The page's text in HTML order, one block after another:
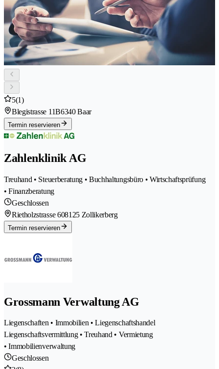
5(1)
Blegistrasse 11B6340 Baar
Termin reservieren
Zahlenklinik AG
Treuhand • Steuerberatung • Buchhaltungsbüro • Wirtschaftsprüfung
• Finanzberatung
Geschlossen
Rietholzstrasse 608125 Zollikerberg
Termin reservieren
Grossmann Verwaltung AG
Liegenschaften • Immobilien • Liegenschaftshandel
Liegenschaftsvermittlung • Treuhand • Vermietung
• Immobilienverwaltung
Geschlossen